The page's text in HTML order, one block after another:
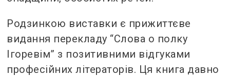
Родзинкою виставки є прижиттєве
видання перекладу “Слова о полку
Ігоревім” з позитивними відгуками
професійних літераторів. Ця книга давно